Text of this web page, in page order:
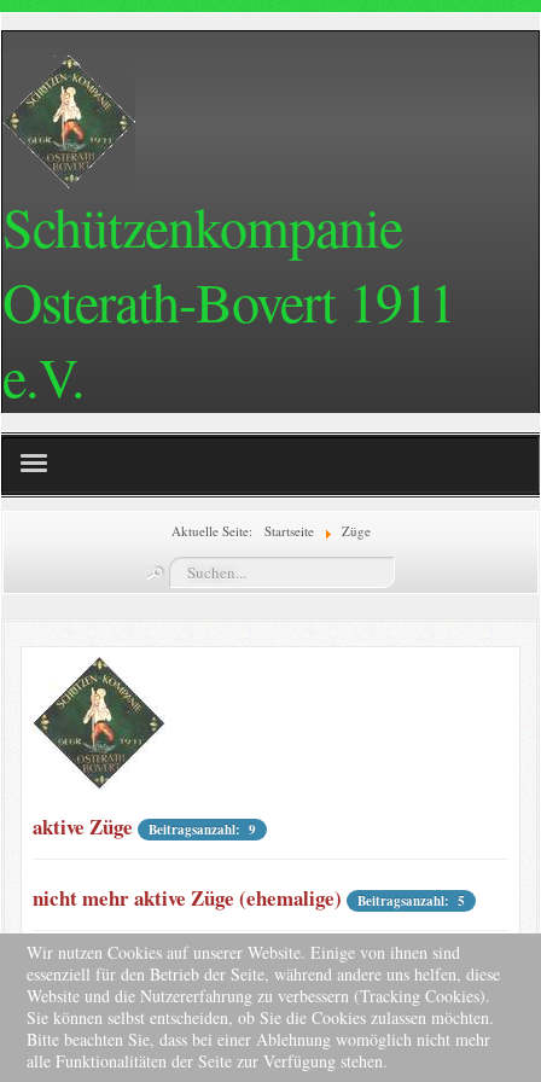
Schützenkompanie
Osterath-Bovert 1911
e.V.
Vorstand
Kompaniekönige
News
Impressum
Aktuelle Seite: Startseite Züge
Suchen...
aktive Züge Beitragsanzahl: 9
nicht mehr aktive Züge (ehemalige) Beitragsanzahl: 5
© Kompanie Bovert
Wir nutzen Cookies auf unserer Website. Einige von ihnen sind
essenziell für den Betrieb der Seite, während andere uns helfen, diese
Website und die Nutzererfahrung zu verbessern (Tracking Cookies).
Sie können selbst entscheiden, ob Sie die Cookies zulassen möchten.
Bitte beachten Sie, dass bei einer Ablehnung womöglich nicht mehr
alle Funktionalitäten der Seite zur Verfügung stehen.